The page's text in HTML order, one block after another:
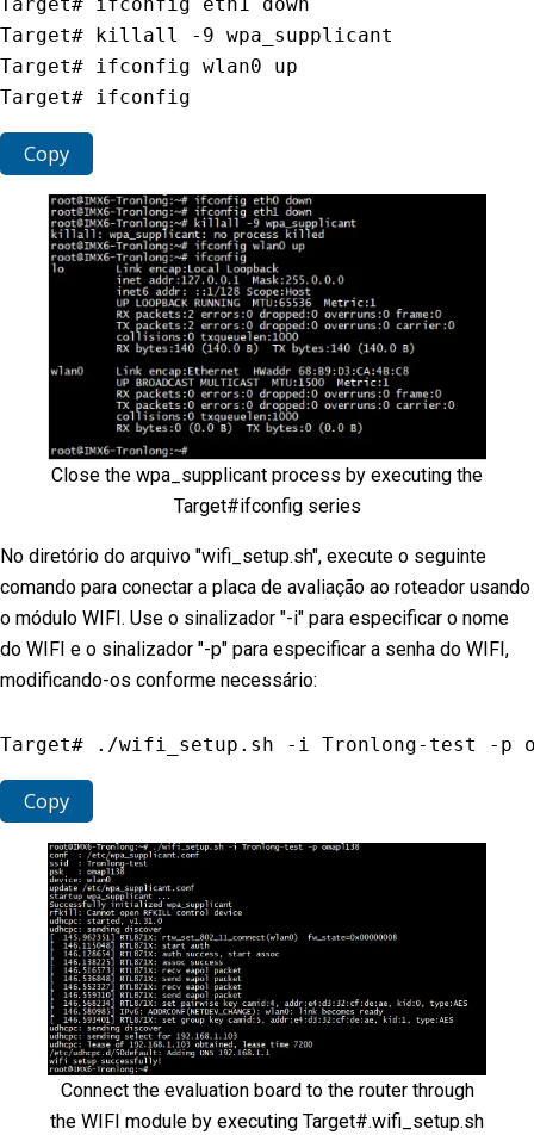
Target# killall
- 9 wpa_supplicant
Target# ifconfig wlan0 up
Target# ifconfig
Copy
Close the wpa_supplicant process by executing the
Target#ifconfig series
No diretório do arquivo "wifi_setup.sh", execute o seguinte
comando para conectar a placa de avaliação ao roteador usando
o módulo WIFI. Use o sinalizador "-i" para especificar o nome
do WIFI e o sinalizador "-p" para especificar a senha do WIFI,
modificando-os conforme necessário:
Target# . /wifi_setup . sh - i Tronlong- test - p
Copy
Connect the evaluation board to the router through
the WIFI module by executing Target#.wifi_setup.sh